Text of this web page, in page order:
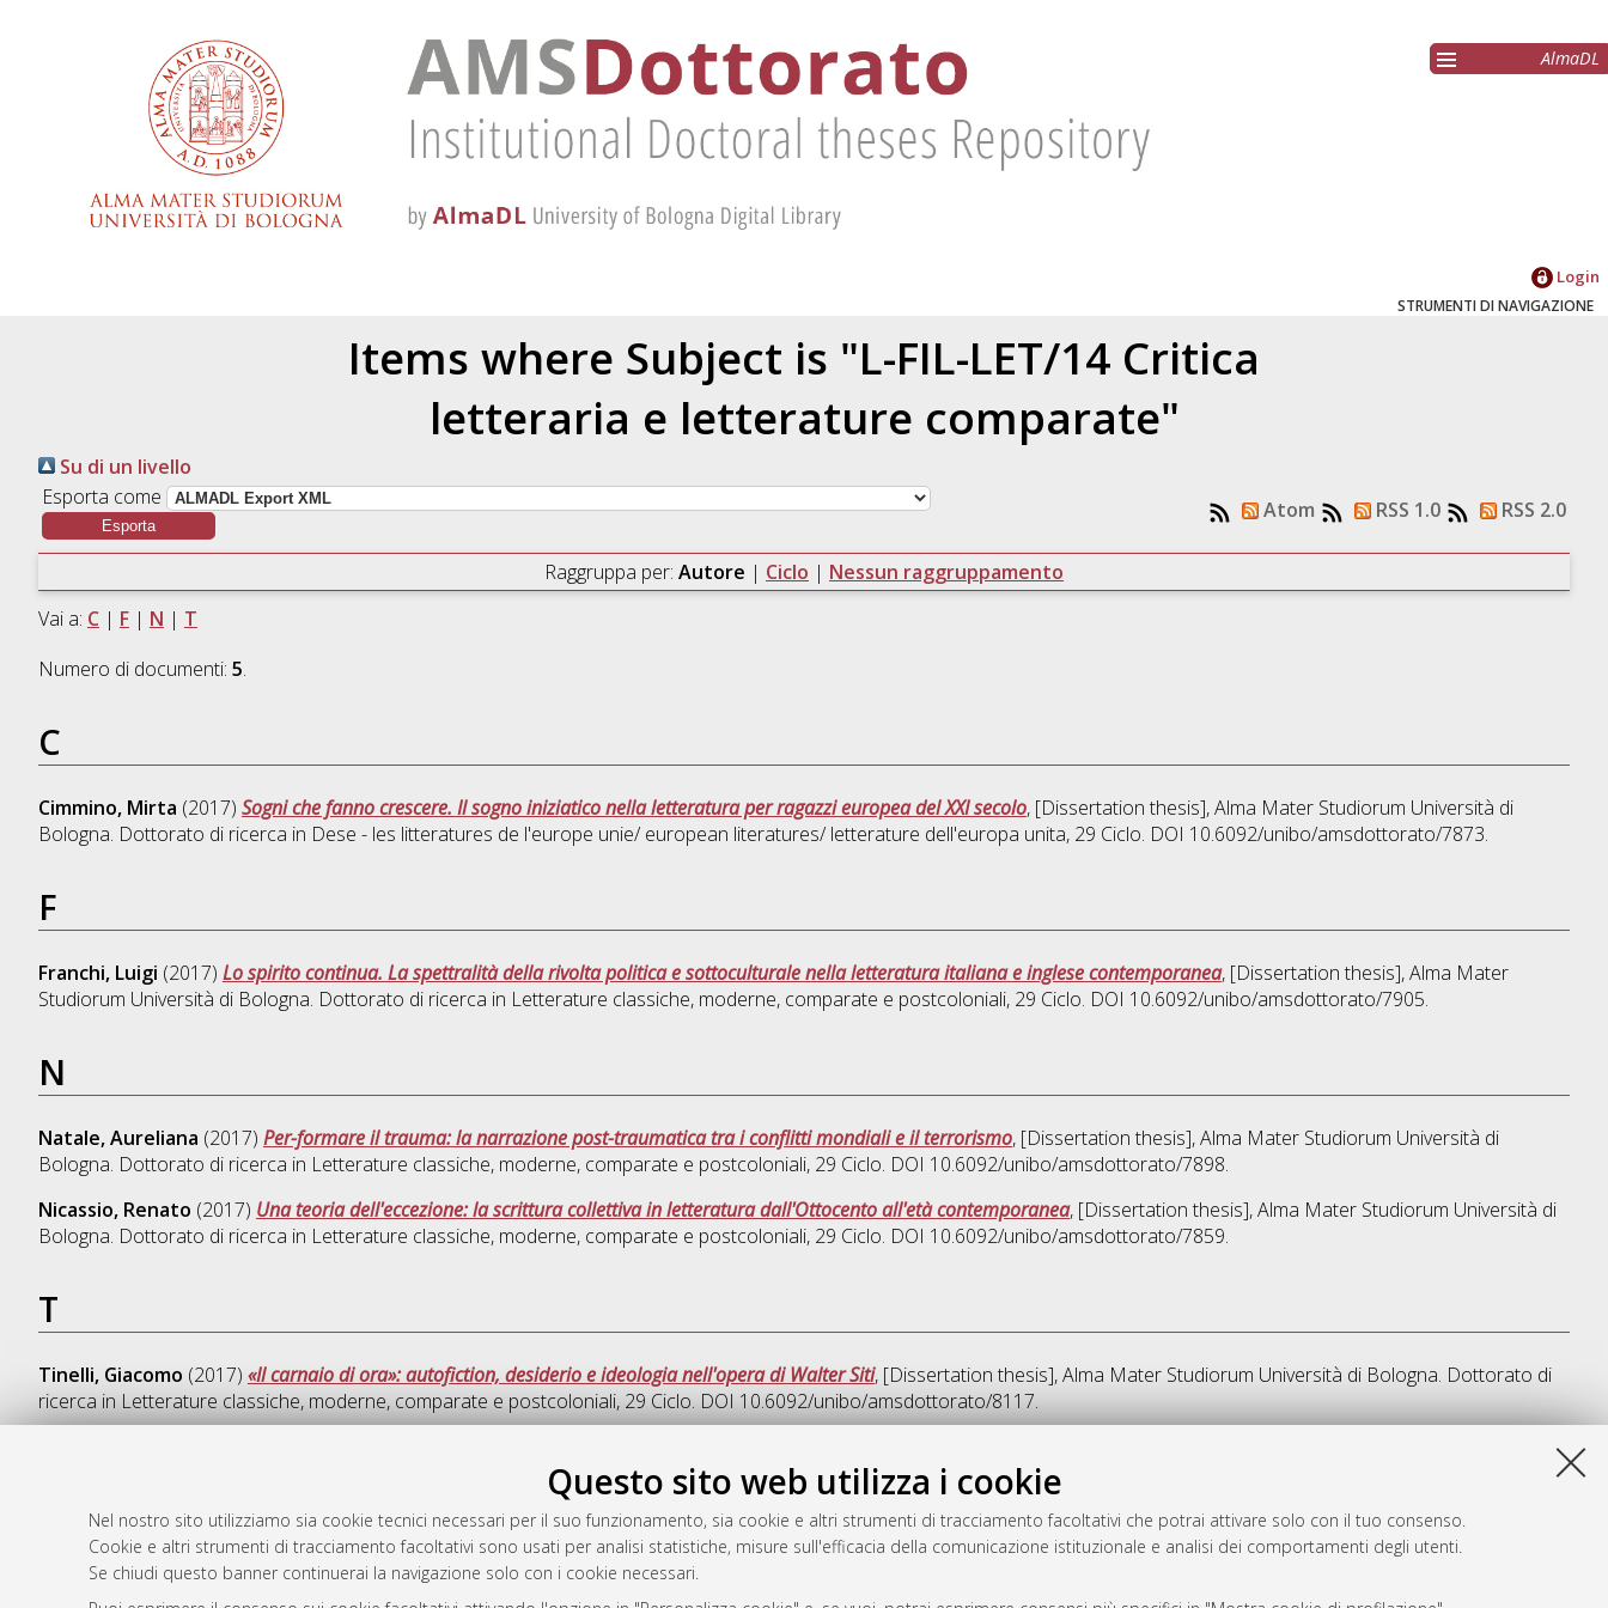
Questo sito web utilizza i cookie
Nel nostro sito utilizziamo sia cookie tecnici necessari per il suo funzionamento, sia cookie e altri strumenti di tracciamento facoltativi che potrai attivare solo con il tuo consenso.
Cookie e altri strumenti di tracciamento facoltativi sono usati per analisi statistiche, misure sull'efficacia della comunicazione istituzionale e analisi dei comportamenti degli utenti.
Se chiudi questo banner continuerai la navigazione solo con i cookie necessari.
AlmaDL
Login
STRUMENTI DI NAVIGAZIONE
Items where Subject is "L-FIL-LET/14 Critica
letteraria e letterature comparate"
Su di un livello
Esporta come
Atom RSS 1.0 RSS 2.0
Raggruppa per: Autore | Ciclo | Nessun raggruppamento
Vai a: C| F| N | T
Numero di documenti: 5.
C
Cimmino, Mirta (2017) Sogni che fanno crescere. Il sogno iniziatico nella letteratura per ragazzi europea del XXI secolo, [Dissertation thesis], Alma Mater Studiorum Università di
Bologna. Dottorato di ricerca in Dese - les litteratures de l'europe unie/ european literatures/ letterature dell'europa unita, 29 Ciclo. DOI 10.6092/unibo/amsdottorato/7873.
F
Franchi, Luigi (2017) Lo spirito continua. La spettralità della rivolta politica e sottoculturale nella letteratura italiana e inglese contemporanea, [Dissertation thesis], Alma Mater
Studiorum Università di Bologna. Dottorato di ricerca in Letterature classiche, moderne, comparate e postcoloniali, 29 Ciclo. DOI 10.6092/unibo/amsdottorato/7905.
N
Natale, Aureliana (2017) Per-formare il trauma: la narrazione post-traumatica tra i conflitti mondiali e il terrorismo, [Dissertation thesis], Alma Mater Studiorum Università di
Bologna. Dottorato di ricerca in Letterature classiche, moderne, comparate e postcoloniali, 29 Ciclo. DOI 10.6092/unibo/amsdottorato/7898.
Nicassio, Renato (2017) Una teoria dell'eccezione: la scrittura collettiva in letteratura dall'Ottocento all'età contemporanea, [Dissertation thesis], Alma Mater Studiorum Università di
Bologna. Dottorato di ricerca in Letterature classiche, moderne, comparate e postcoloniali, 29 Ciclo. DOI 10.6092/unibo/amsdottorato/7859.
T
Tinelli, Giacomo (2017) «Il carnaio di ora»: autofiction, desiderio e ideologia nell'opera di Walter Siti, [Dissertation thesis], Alma Mater Studiorum Università di Bologna. Dottorato di
ricerca in Letterature classiche, moderne, comparate e postcoloniali, 29 Ciclo. DOI 10.6092/unibo/amsdottorato/8117.
Questa lista e' stata generata il Wed Aug 5 20:34:02 2026 CEST.
Atom
Rss 1.0
AMS Dottorato
ISSN: 2038-7946
Servizio implementato e gestito da